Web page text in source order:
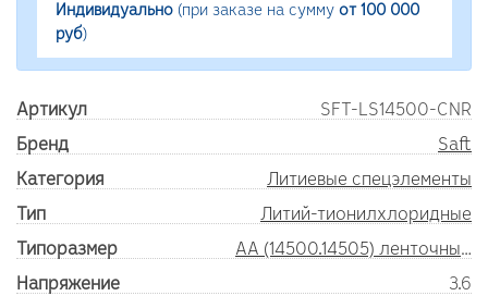
Индивидуально (при заказе на сумму от 100 000
руб)
Артикул
SFT-LS14500-CNR
Бренд
Saft
Категория
Литиевые спецэлементы
Тип
Литий-тионилхлоридные
Типоразмер
AA (14500.14505) ленточные выводы
Напряжение
3.6